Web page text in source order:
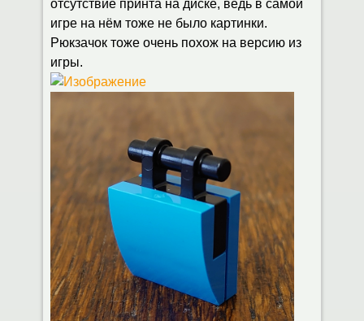
отсутствие принта на диске, ведь в самой
игре на нём тоже не было картинки.
Рюкзачок тоже очень похож на версию из
игры.